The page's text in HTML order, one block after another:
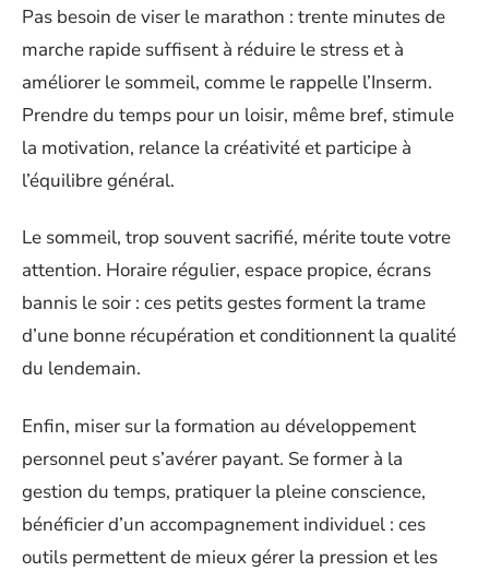
Pas besoin de viser le marathon : trente minutes de
marche rapide suffisent à réduire le stress et à
améliorer le sommeil, comme le rappelle l’Inserm.
Prendre du temps pour un loisir, même bref, stimule
la motivation, relance la créativité et participe à
l’équilibre général.
Le sommeil, trop souvent sacrifié, mérite toute votre
attention. Horaire régulier, espace propice, écrans
bannis le soir : ces petits gestes forment la trame
d’une bonne récupération et conditionnent la qualité
du lendemain.
Enfin, miser sur la formation au développement
personnel peut s’avérer payant. Se former à la
gestion du temps, pratiquer la pleine conscience,
bénéficier d’un accompagnement individuel : ces
outils permettent de mieux gérer la pression et les